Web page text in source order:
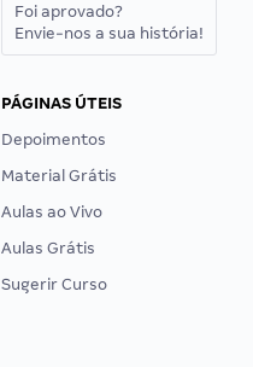
Foi aprovado?
Envie-nos a sua história!
PÁGINAS ÚTEIS
Depoimentos
Material Grátis
Aulas ao Vivo
Aulas Grátis
Sugerir Curso